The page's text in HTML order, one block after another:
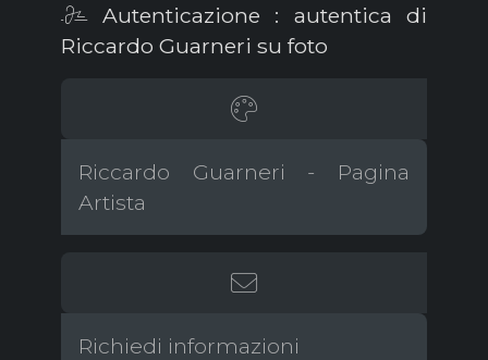
Autenticazione : autentica di
Riccardo Guarneri su foto
Riccardo Guarneri - Pagina
Artista
Richiedi informazioni